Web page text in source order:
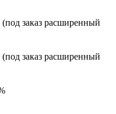
заказ расширенный
заказ расширенный